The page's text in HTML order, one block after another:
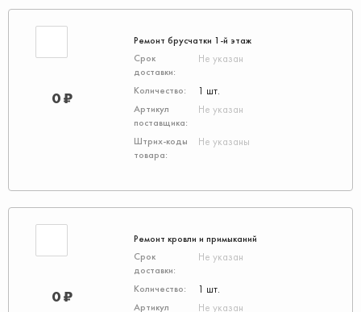
Ремонт брусчатки 1-й этаж
Не указан
1 шт.
Не указан
Не указаны
0 ₽
Ремонт кровли и примыканий
Не указан
1 шт.
Не указан
0 ₽